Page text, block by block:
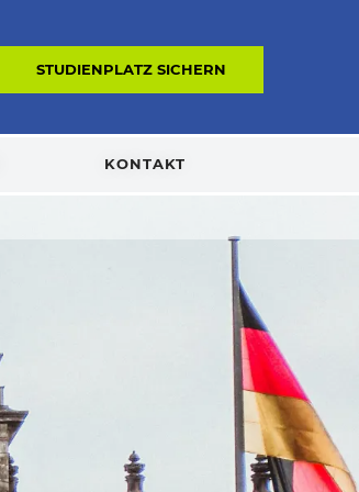
STUDIENPLATZ SICHERN
KONTAKT